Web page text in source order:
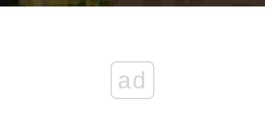
ad